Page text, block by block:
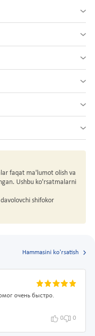
faqat ma'lumot olish va
Ushbu ko'rsatmalarni
shifokor
Hammasini ko'rsatish
очень быстро.
0 0